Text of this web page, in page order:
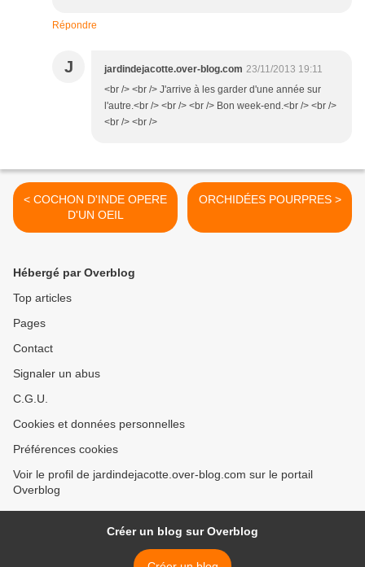
Répondre
J jardindejacotte.over-blog.com 23/11/2013 19:11
<br /> <br /> J'arrive à les garder d'une année sur
l'autre.<br /> <br /> <br /> Bon week-end.<br /> <br />
<br /> <br />
< COCHON D'INDE OPERE
D'UN OEIL
ORCHIDÉES POURPRES >
Hébergé par Overblog
Top articles
Pages
Contact
Signaler un abus
C.G.U.
Cookies et données personnelles
Préférences cookies
Voir le profil de jardindejacotte.over-blog.com sur le portail
Overblog
Créer un blog sur Overblog